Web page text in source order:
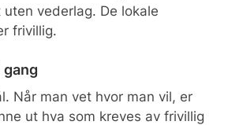
vederlag. De lokale
frivillig.
gang
Når man vet hvor man vil, er
ut hva som kreves av frivillig